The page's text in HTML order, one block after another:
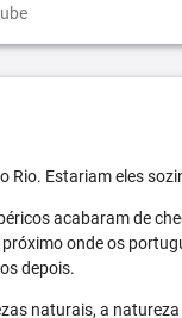
Rio. Estariam eles
acabaram de
onde os
depois.
naturais, a